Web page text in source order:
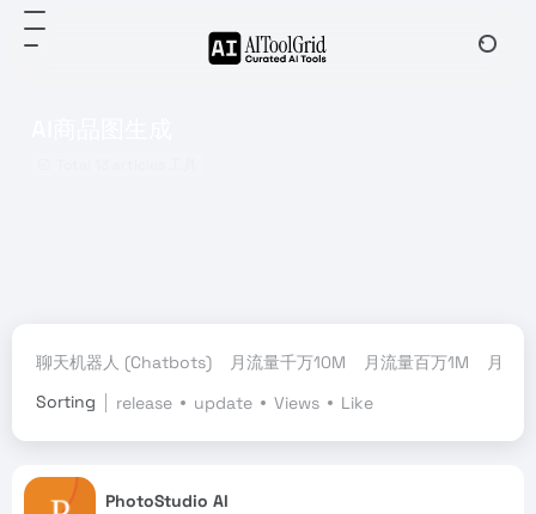
聊天机器人 (Chatbots) 月流量千万10M 月流量百万1M
月流
Sorting
release update Views Like
PhotoStudio AI